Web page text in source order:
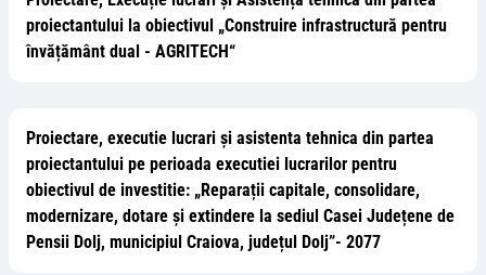
proiectantului la obiectivul „Construire infrastructură pentru
învățământ dual - AGRITECH“
Proiectare, executie lucrari și asistenta tehnica din partea
proiectantului pe perioada executiei lucrarilor pentru
obiectivul de investitie: „Reparații capitale, consolidare,
modernizare, dotare și extindere la sediul Casei Județene de
Pensii Dolj, municipiul Craiova, județul Dolj”- 2077